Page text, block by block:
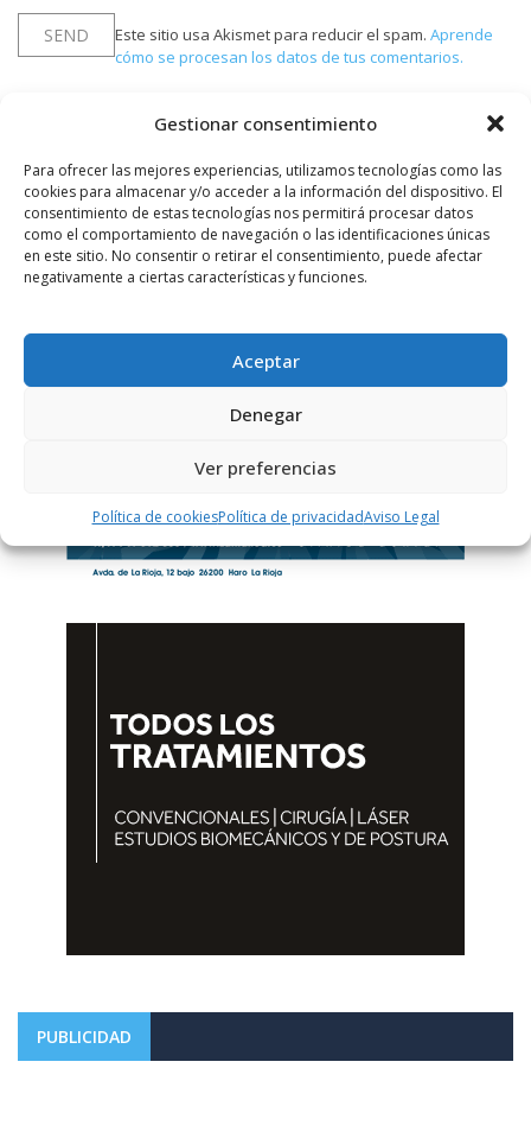
Gestionar consentimiento
Para ofrecer las mejores experiencias, utilizamos tecnologías como las
cookies para almacenar y/o acceder a la información del dispositivo. El
consentimiento de estas tecnologías nos permitirá procesar datos
como el comportamiento de navegación o las identificaciones únicas
en este sitio. No consentir o retirar el consentimiento, puede afectar
negativamente a ciertas características y funciones.
Aceptar
Denegar
Ver preferencias
Política de cookiesPolítica de privacidadAviso Legal
Este sitio usa Akismet para reducir el spam. Aprende
cómo se procesan los datos de tus comentarios.
PUBLICIDAD
PUBLICIDAD